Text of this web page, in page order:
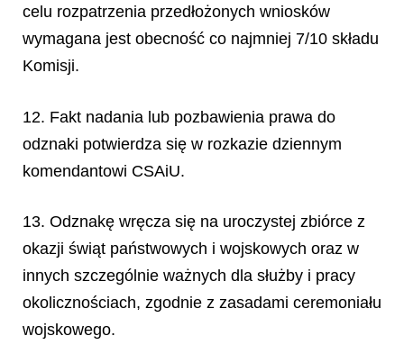
celu rozpatrzenia przedłożonych wniosków
wymagana jest obecność co najmniej 7/10 składu
Komisji.
12. Fakt nadania lub pozbawienia prawa do
odznaki potwierdza się w rozkazie dziennym
komendantowi CSAiU.
13. Odznakę wręcza się na uroczystej zbiórce z
okazji świąt państwowych i wojskowych oraz w
innych szczególnie ważnych dla służby i pracy
okolicznościach, zgodnie z zasadami ceremoniału
wojskowego.